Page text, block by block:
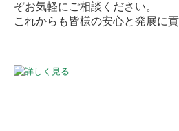
ぞお気軽にご相談ください。
これからも皆様の安心と発展に